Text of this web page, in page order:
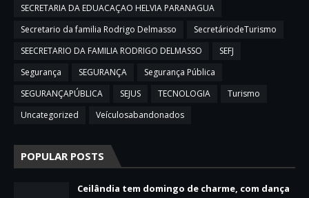
SECRETARIA DA EDUACAÇAO HELVIA PARANAGUA
Secretario da familia Rodrigo Delmasso
SecretáriodeTurismo
SEECRETARIO DA FAMILIA RODRIGO DELMASSO
SEFJ
Segurança
SEGURANÇA
Segurança Pública
SEGURANÇAPÚBLICA
SEJUS TECNOLOGIA
Turismo
Uncategorized
Veículosabandonados
POPULAR POSTS
Ceilândia tem domingo de charme, com dança